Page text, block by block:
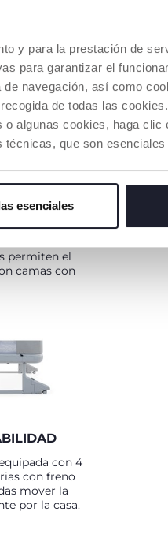
y para la prestación de
para garantizar el
navegación, así como
de todas las
algunas cookies, haga
que son
esenciales
CON
a diferentes
Su
11 alturas
la barrera y el
permiten el
camas con
Cada
cuna
malla
de aire,
con 4
con freno
mover la
por la casa.